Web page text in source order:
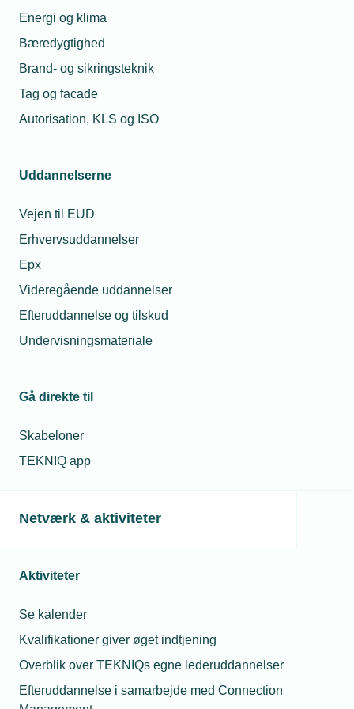
Energi og klima
Bæredygtighed
Brand- og sikringsteknik
Tag og facade
Autorisation, KLS og ISO
Uddannelserne
Vejen til EUD
Erhvervsuddannelser
Epx
Videregående uddannelser
Efteruddannelse og tilskud
Undervisningsmateriale
Gå direkte til
Skabeloner
TEKNIQ app
Netværk & aktiviteter
Aktiviteter
Se kalender
Kvalifikationer giver øget indtjening
Overblik over TEKNIQs egne lederuddannelser
Efteruddannelse i samarbejde med Connection
Relaterede nyheder
erhvervsskolerne
20. sep. 2018
03. okt. 2018
09. juli 2018